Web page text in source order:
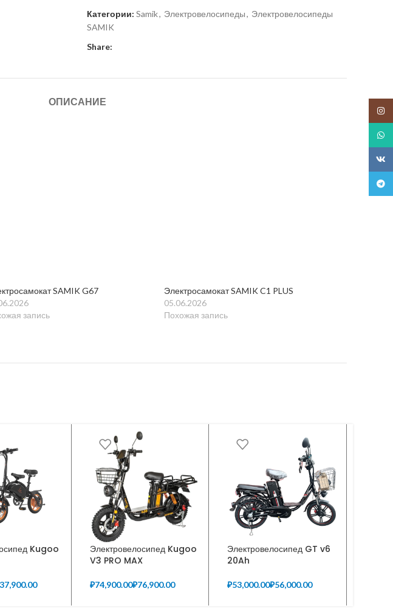
Категории: Samik, Электровелосипеды, Электровелосипеды
SAMIK
Share:
ОПИСАНИЕ
SAMIK G67
запись
Электросамокат SAMIK C1 PLUS
05.06.2026
Похожая запись
Kugoo
Электровелосипед Kugoo
V3 PRO MAX
₽ ₽
Электровелосипед GT v6
20Ah
₽ ₽
ВК